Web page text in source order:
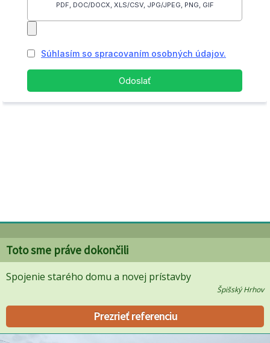
Toto sme práve dokončili
Spojenie starého domu a novej prístavby
Špišský Hrhov
Prezrieť referenciu